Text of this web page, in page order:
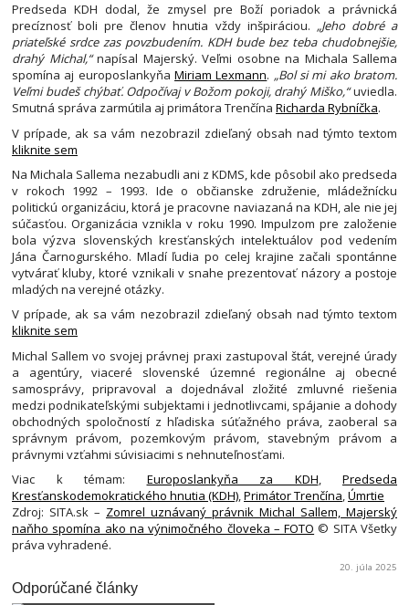
Predseda KDH dodal, že zmysel pre Boží poriadok a právnická
precíznosť boli pre členov hnutia vždy inšpiráciou. „Jeho dobré a
priateľské srdce zas povzbudením. KDH bude bez teba chudobnejšie,
drahý Michal,“napísal Majerský. Veľmi osobne na Michala Sallema
spomína aj europoslankyňa Miriam Lexmann. „Bol si mi ako bratom.
Veľmi budeš chýbať. Odpočívaj v Božom pokoji, drahý Miško,“uviedla.
Smutná správa zarmútila aj primátora Trenčína Richarda Rybníčka.
V prípade, ak sa vám nezobrazil zdieľaný obsah nad týmto textom
kliknite sem
Na Michala Sallema nezabudli ani z KDMS, kde pôsobil ako predseda
v rokoch 1992 – 1993. Ide o občianske združenie, mládežnícku
politickú organizáciu, ktorá je pracovne naviazaná na KDH, ale nie jej
súčasťou. Organizácia vznikla v roku 1990. Impulzom pre založenie
bola výzva slovenských kresťanských intelektuálov pod vedením
Jána Čarnogurského. Mladí ľudia po celej krajine začali spontánne
vytvárať kluby, ktoré vznikali v snahe prezentovať názory a postoje
mladých na verejné otázky.
V prípade, ak sa vám nezobrazil zdieľaný obsah nad týmto textom
kliknite sem
Michal Sallem vo svojej právnej praxi zastupoval štát, verejné úrady
a agentúry, viaceré slovenské územné regionálne aj obecné
samosprávy, pripravoval a dojednával zložité zmluvné riešenia
medzi podnikateľskými subjektami i jednotlivcami, spájanie a dohody
obchodných spoločností z hľadiska súťažného práva, zaoberal sa
správnym právom, pozemkovým právom, stavebným právom a
právnymi vzťahmi súvisiacimi s nehnuteľnosťami.
Viac k témam: Europoslankyňa za KDH, Predseda
Kresťanskodemokratického hnutia (KDH),Primátor Trenčína,Úmrtie
Zdroj: SITA.sk – Zomrel uznávaný právnik Michal Sallem, Majerský
naňho spomína ako na výnimočného človeka – FOTO © SITA Všetky
práva vyhradené.
20. júla 2025
Odporúčané články